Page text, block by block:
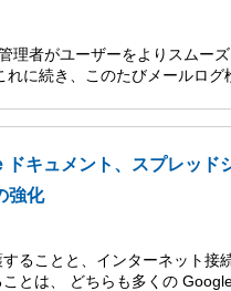
理者がユーザーをよりスムー
れに続き、このたびメールログ
ドキュメント、スプレッド
強化
ることと、インターネット
とは、 どちらも多くの